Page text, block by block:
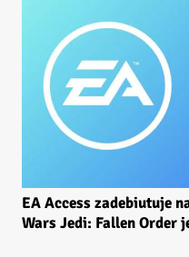
EA Access zadebiutuje
Wars Jedi: Fallen Order